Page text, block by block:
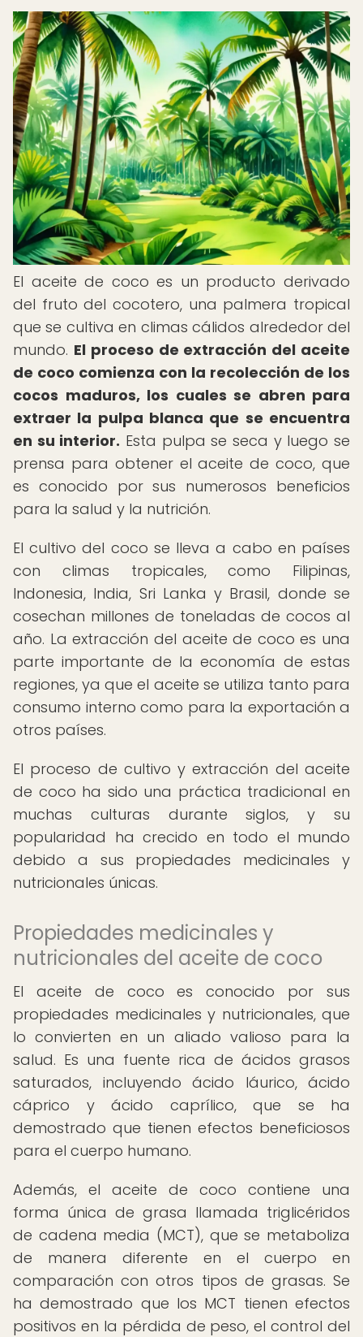
El aceite de coco es un producto derivado
del fruto del cocotero, una palmera tropical
que se cultiva en climas cálidos alrededor del
mundo. El proceso de extracción del aceite
de coco comienza con la recolección de los
cocos maduros, los cuales se abren para
extraer la pulpa blanca que se encuentra
en su interior. Esta pulpa se seca y luego se
prensa para obtener el aceite de coco, que
es conocido por sus numerosos beneficios
para la salud y la nutrición.
El cultivo del coco se lleva a cabo en países
con climas tropicales, como Filipinas,
Indonesia, India, Sri Lanka y Brasil, donde se
cosechan millones de toneladas de cocos al
año. La extracción del aceite de coco es una
parte importante de la economía de estas
regiones, ya que el aceite se utiliza tanto para
consumo interno como para la exportación a
otros países.
El proceso de cultivo y extracción del aceite
de coco ha sido una práctica tradicional en
muchas culturas durante siglos, y su
popularidad ha crecido en todo el mundo
debido a sus propiedades medicinales y
nutricionales únicas.
Propiedades medicinales y
nutricionales del aceite de coco
El aceite de coco es conocido por sus
propiedades medicinales y nutricionales, que
lo convierten en un aliado valioso para la
salud. Es una fuente rica de ácidos grasos
saturados, incluyendo ácido láurico, ácido
cáprico y ácido caprílico, que se ha
demostrado que tienen efectos beneficiosos
para el cuerpo humano.
Además, el aceite de coco contiene una
forma única de grasa llamada triglicéridos
de cadena media (MCT), que se metaboliza
de manera diferente en el cuerpo en
comparación con otros tipos de grasas. Se
ha demostrado que los MCT tienen efectos
positivos en la pérdida de peso, el control del